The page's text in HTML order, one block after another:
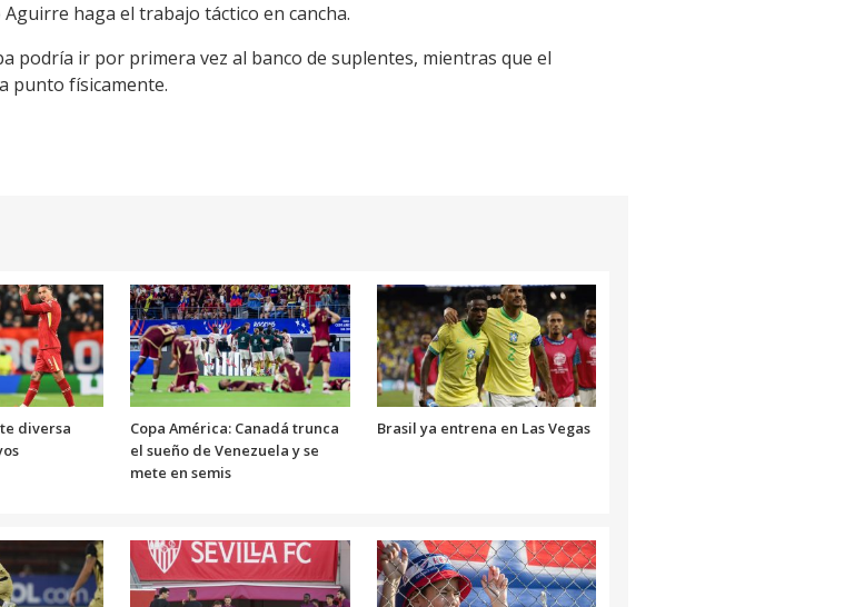
haga el trabajo táctico en cancha.
podría ir por primera vez al banco de suplentes, mientras que el
punto físicamente.
diversa
Copa América: Canadá trunca
el sueño de Venezuela y se
mete en semis
Brasil ya entrena en Las Vegas